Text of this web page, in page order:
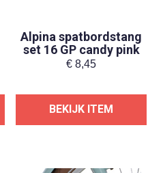
Alpina spatbordstang
set 16 GP candy pink
€ 8,45
BEKIJK ITEM